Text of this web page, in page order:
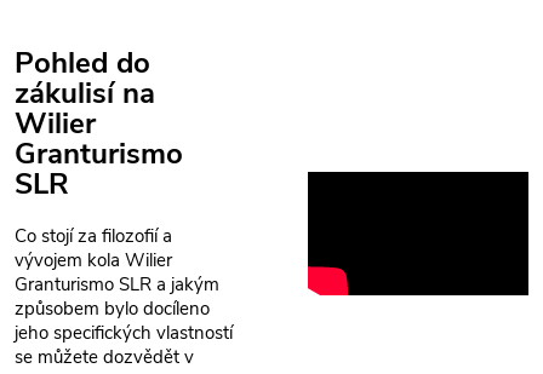
Pohled do
zákulisí na
Wilier
Granturismo
SLR
Co stojí za filozofií a
vývojem kola Wilier
Granturismo SLR a jakým
způsobem bylo docíleno
jeho specifických vlastností
se můžete dozvědět v